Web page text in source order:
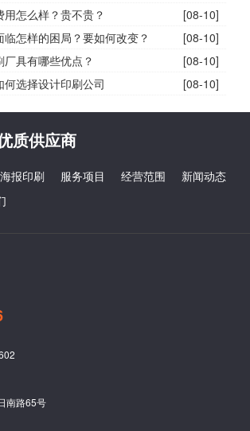
用怎么样？贵不贵？
[08-10]
怎样的困局？要如何改变？
[08-10]
具有哪些优点？
[08-10]
何选择设计印刷公司
[08-10]
质供应商
海报印刷 服务项目 经营范围
新闻动态
南路65号